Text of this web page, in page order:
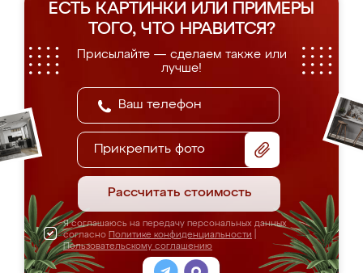
ЕСТЬ КАРТИНКИ ИЛИ ПРИМЕРЫ
ТОГО, ЧТО НРАВИТСЯ?
Присылайте — сделаем также или
лучше!
Прикрепить фото
Рассчитать стоимость
Я соглашаюсь на передачу персональных данных
согласно Политике конфиденциальности
Пользовательскому соглашению